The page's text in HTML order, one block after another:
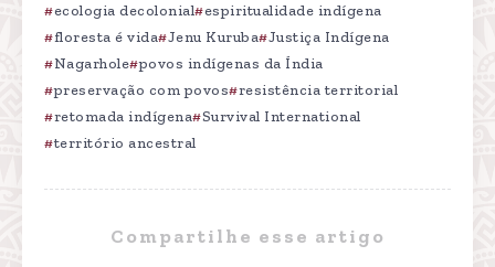
ecologia decolonial espiritualidade indígena
floresta é vida Jenu Kuruba Justiça Indígena
Nagarhole povos indígenas da Índia
preservação com povos
resistência territorial
retomada indígena Survival International
território ancestral
Compartilhe esse artigo